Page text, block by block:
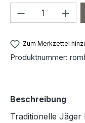
Produkt
Zum Merkzettel
Produktnummer:
Beschreibung
Traditionelle